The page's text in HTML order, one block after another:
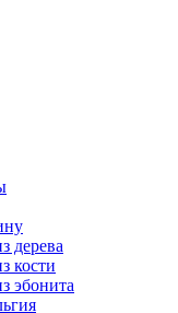
дерева
кости
эбонита